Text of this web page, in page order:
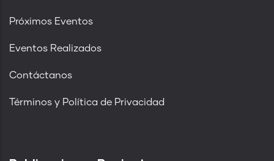
Próximos Eventos
Eventos Realizados
Contáctanos
Términos y Política de Privacidad